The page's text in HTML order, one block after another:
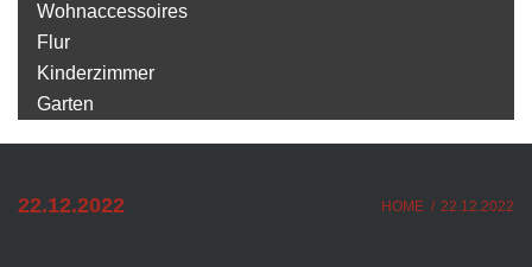
Wohnaccessoires
Flur
Kinderzimmer
Garten
22.12.2022 HOME / 22.12.2022